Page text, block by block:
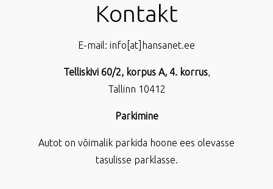
Kontakt
E-mail: info[at]hansanet.ee
Telliskivi 60/2, korpus A, 4. korrus,
Tallinn 10412
Parkimine
Autot on võimalik parkida hoone ees olevasse
tasulisse parklasse.